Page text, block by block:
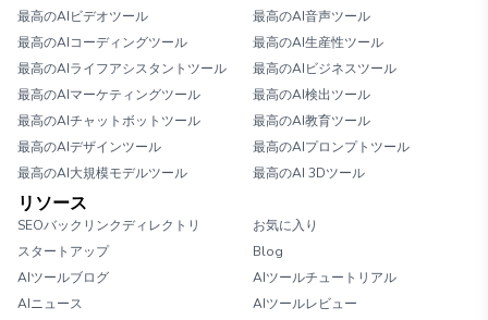
最高のAIビデオツール
最高のAI音声ツール
最高のAIコーディングツール
最高のAI生産性ツール
最高のAIライフアシスタントツール
最高のAIビジネスツール
最高のAIマーケティングツール
最高のAI検出ツール
最高のAIチャットボットツール
最高のAI教育ツール
最高のAIデザインツール
最高のAIプロンプトツール
最高のAI大規模モデルツール
最高のAI 3Dツール
リソース
SEOバックリンクディレクトリ
お気に入り
スタートアップ
Blog
AIツールブログ
AIツールチュートリアル
AIニュース
AIツールレビュー